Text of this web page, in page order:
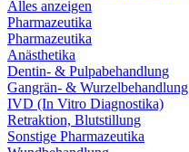
Alles anzeigen
Pharmazeutika
Pharmazeutika
Anästhetika
Dentin- & Pulpabehandlung
Gangrän- & Wurzelbehandlung
IVD (In Vitro Diagnostika)
Retraktion, Blutstillung
Sonstige Pharmazeutika